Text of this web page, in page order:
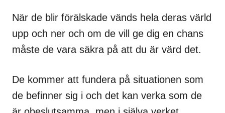
När de blir förälskade vänds hela deras värld
upp och ner och om de vill ge dig en chans
måste de vara säkra på att du är värd det.
De kommer att fundera på situationen som
de befinner sig i och det kan verka som de